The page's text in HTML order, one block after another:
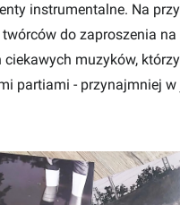
instrumentalne. Na
do zaproszenia na
muzyków,
partiami - przynajmniej